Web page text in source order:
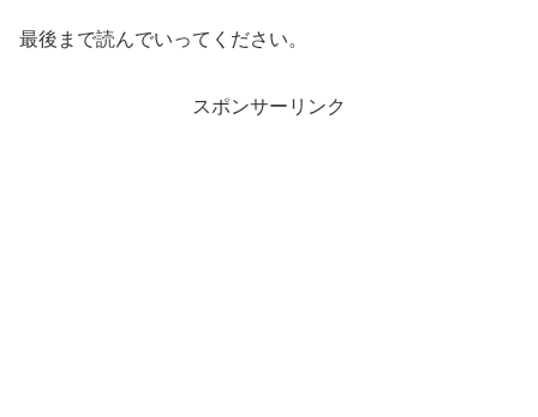
最後まで読んでいってください。
スポンサーリンク